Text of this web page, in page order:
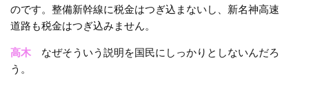
のです。整備新幹線に税金はつぎ込まないし、新名神高速
道路も税金はつぎ込みません。
高木 なぜそういう説明を国民にしっかりとしないんだろ
う。